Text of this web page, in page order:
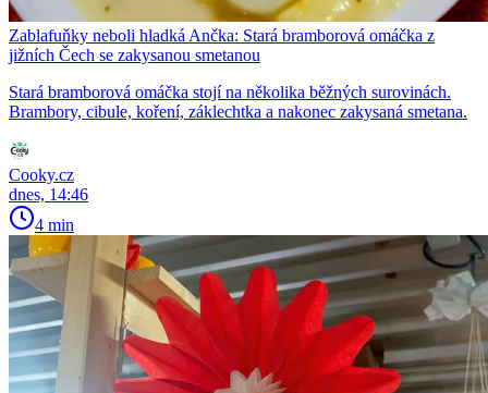
Zablafuňky neboli hladká Ančka: Stará bramborová omáčka z
jižních Čech se zakysanou smetanou
Stará bramborová omáčka stojí na několika běžných surovinách.
Brambory, cibule, koření, záklechtka a nakonec zakysaná smetana.
Cooky.cz
dnes, 14:46
4 min